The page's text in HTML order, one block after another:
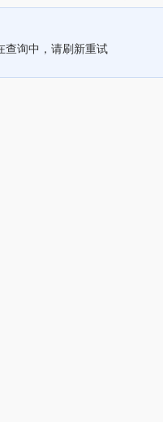
查询中，请刷新重试